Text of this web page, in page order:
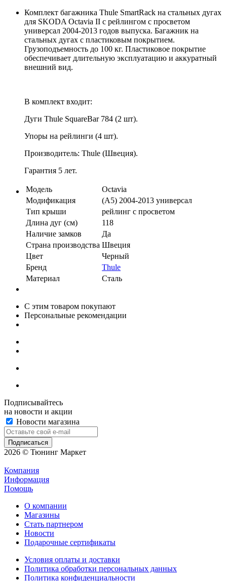
Комплект багажника Thule SmartRack на стальных дугах
для SKODA Octavia II с рейлингом с просветом
универсал 2004-2013 годов выпуска. Багажник на
стальных дугах с пластиковым покрытием.
Грузоподъемность до 100 кг. Пластиковое покрытие
обеспечивает длительную эксплуатацию и аккуратный
внешний вид.
В комплект входит:
Дуги Thule SquareBar 784 (2 шт).
Упоры на рейлинги (4 шт).
Производитель: Thule (Швеция).
Гарантия 5 лет.
Модель
Octavia
Модификация
(A5) 2004-2013 универсал
Тип крыши
рейлинг с просветом
Длина дуг (см)
118
Наличие замков
Да
Страна производства Швеция
Цвет
Черный
Бренд
Thule
Материал
Сталь
С этим товаром покупают
Персональные рекомендации
Подписывайтесь
на новости и акции
Новости магазина
2026 © Тюнинг Маркет
Компания
Информация
Помощь
О компании
Магазины
Стать партнером
Новости
Подарочные сертификаты
Условия оплаты и доставки
Политика обработки персональных данных
Политика конфиденциальности